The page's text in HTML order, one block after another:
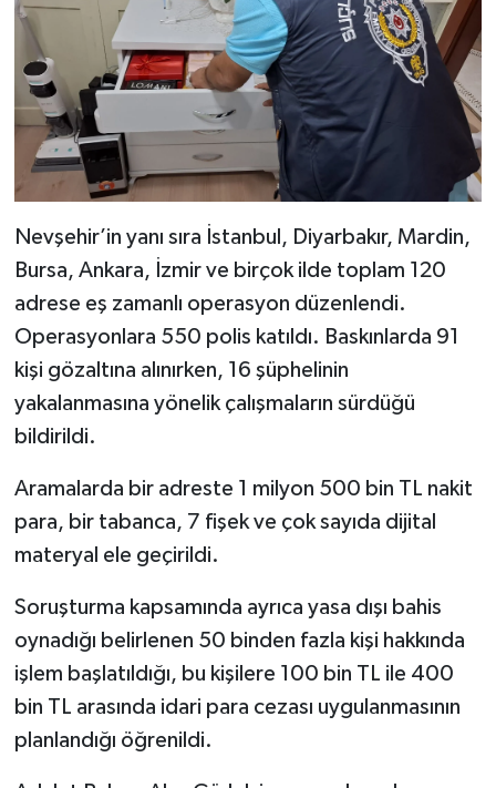
Nevşehir’in yanı sıra İstanbul, Diyarbakır, Mardin,
Bursa, Ankara, İzmir ve birçok ilde toplam 120
adrese eş zamanlı operasyon düzenlendi.
Operasyonlara 550 polis katıldı. Baskınlarda 91
kişi gözaltına alınırken, 16 şüphelinin
yakalanmasına yönelik çalışmaların sürdüğü
bildirildi.
Aramalarda bir adreste 1 milyon 500 bin TL nakit
para, bir tabanca, 7 fişek ve çok sayıda dijital
materyal ele geçirildi.
Soruşturma kapsamında ayrıca yasa dışı bahis
oynadığı belirlenen 50 binden fazla kişi hakkında
işlem başlatıldığı, bu kişilere 100 bin TL ile 400
bin TL arasında idari para cezası uygulanmasının
planlandığı öğrenildi.